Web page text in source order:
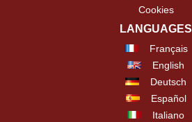
Cookies
LANGUAGES
Français
English
Deutsch
Español
Italiano